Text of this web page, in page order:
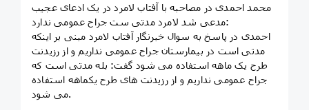
محمد احمدی در مصاحبه با آفتاب لامرد در یک ادعای عجیب
مدعی شد لامرد مدتی ست جراح عمومی ندارد:
احمدی در پاسخ به سوال خبرنگار آفتاب لامرد مبنی بر اینکه
مدتی است در بیمارستان جراح عمومی نداریم و از رزیدنت
طرح یک ماهه استفاده می شود گفت: بله مدتی است که
جراح عمومی نداریم و از رزیدنت های طرح یکماهه استفاده
می شود.